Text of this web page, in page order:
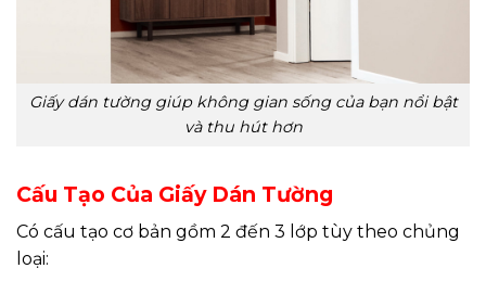
Giấy dán tường giúp không gian sống của bạn nổi bật
và thu hút hơn
Cấu Tạo Của Giấy Dán Tường
Có cấu tạo cơ bản gồm 2 đến 3 lớp tùy theo chủng
loại: